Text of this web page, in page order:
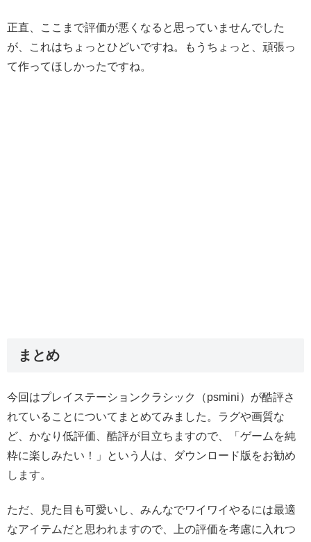
正直、ここまで評価が悪くなると思っていませんでした
が、これはちょっとひどいですね。もうちょっと、頑張っ
て作ってほしかったですね。
まとめ
今回はプレイステーションクラシック（psmini）が酷評さ
れていることについてまとめてみました。ラグや画質な
ど、かなり低評価、酷評が目立ちますので、「ゲームを純
粋に楽しみたい！」という人は、ダウンロード版をお勧め
します。
ただ、見た目も可愛いし、みんなでワイワイやるには最適
なアイテムだと思われますので、上の評価を考慮に入れつ